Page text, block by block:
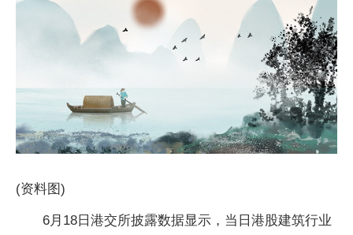
(资料图)
6月18日港交所披露数据显示，当日港股建筑行业